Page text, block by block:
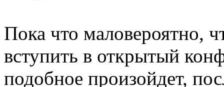
Пока что маловероятно,
вступить в открытый
подобное произойдет,